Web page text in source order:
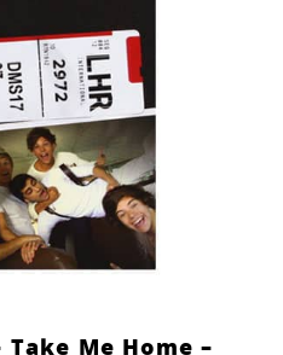
Me Home –